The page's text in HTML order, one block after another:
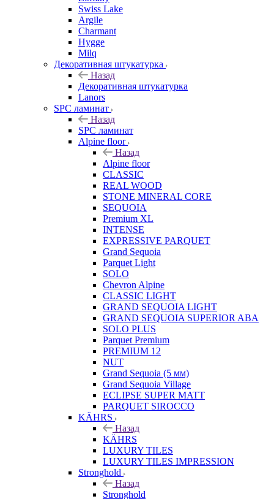
Swiss Lake
Argile
Charmant
Hygge
Milq
Декоративная штукатурка
Назад
Декоративная штукатурка
Lanors
SPC ламинат
Назад
SPC ламинат
Alpine floor
Назад
Alpine floor
CLASSIC
REAL WOOD
STONE MINERAL CORE
SEQUOIA
Premium XL
INTENSE
EXPRESSIVE PARQUET
Grand Sequoia
Parquet Light
SOLO
Chevron Alpine
CLASSIC LIGHT
GRAND SEQUOIA LIGHT
GRAND SEQUOIA SUPERIOR ABA
SOLO PLUS
Parquet Premium
PREMIUM 12
NUT
Grand Sequoia (5 мм)
Grand Sequoia Village
ECLIPSE SUPER MATT
PARQUET SIROCCO
KÄHRS
Назад
KÄHRS
LUXURY TILES
LUXURY TILES IMPRESSION
Stronghold
Назад
Stronghold